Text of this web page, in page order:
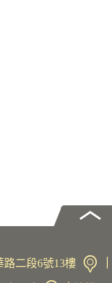
路二段6號13樓